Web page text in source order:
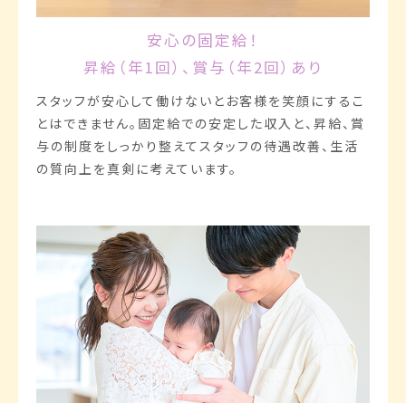
安心の固定給！
昇給（年1回）、賞与（年2回）あり
スタッフが安心して働けないとお客様を笑顔にするこ
とはできません。固定給での安定した収入と、昇給、賞
与の制度をしっかり整えてスタッフの待遇改善、生活
の質向上を真剣に考えています。